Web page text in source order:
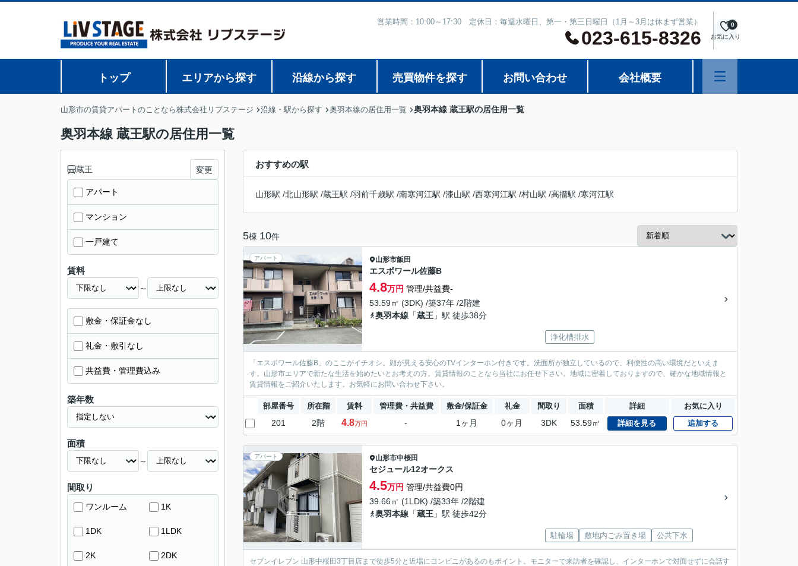
営業時間：10:00～17:30 定休日：毎週水曜日、第一・第三日曜日（1月～3月は休まず営業）
023-615-8326 お気に入り
0
トップ エリアから探す 沿線から探す 売買物件を探す お問い合わせ 会社概要
山形市の賃貸アパートのことなら株式会社リブステージ 沿線・駅から探す 奥羽本線の居住用一覧 奥羽本線 蔵王駅の居住用一覧
奥羽本線 蔵王駅の居住用一覧
おすすめの駅
山形駅 /北山形駅 /蔵王駅 /羽前千歳駅 /南寒河江駅 /漆山駅 /西寒河江駅 /村山駅 /高擶駅 /寒河江駅
5棟 10件
アパート 山形市飯田
エスポワール佐藤B
4.8万円 管理/共益費-
53.59㎡ (3DK) /築37年 /2階建
奥羽本線 「蔵王 」駅 徒歩38分
浄化槽排水
「エスポワール佐藤B」のここがイチオシ。顔が見える安心のTVインターホン付きです。洗面所が独立しているので、利便性の高い環境だといえま
す。山形市エリアで新たな生活を始めたいとお考えの方。賃貸情報のことなら当社にお任せ下さい。地域に密着しておりますので、確かな地域情報と
賃貸情報をご紹介いたします。お気軽にお問い合わせ下さい。
部屋番号 所在階 賃料 管理費・共益費 敷金/保証金 礼金 間取り 面積 詳細 お気に入り
201 2階 4.8万円 - 1ヶ月 0ヶ月 3DK 53.59㎡ 詳細を見る 追加する
アパート 山形市中桜田
セジュール12オークス
4.5万円 管理/共益費0円
39.66㎡ (1LDK) /築33年 /2階建
奥羽本線 「蔵王 」駅 徒歩42分
駐輪場 敷地内ごみ置き場 公共下水
セブンイレブン 山形中桜田3丁目店まで徒歩5分と近場にコンビニがあるのもポイント。モニターで来訪者を確認し、インターホンで対面せずに会話す
蔵王 変更
アパート
マンション
一戸建て
賃料
～
敷金・保証金なし
礼金・敷引なし
共益費・管理費込み
築年数
面積
～
間取り
ワンルーム 1K
1DK 1LDK
2K 2DK